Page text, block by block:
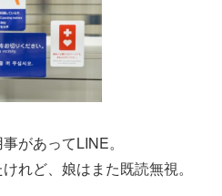
があってLINE。
れど、娘はまた既読無視。